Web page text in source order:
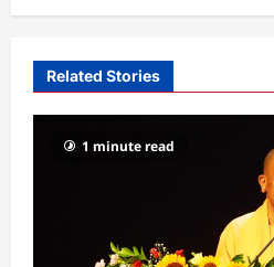
v
g
a
Related Stories
1 minute read